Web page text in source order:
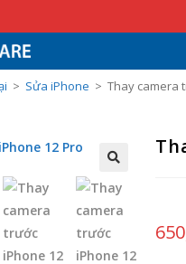
> Sửa iPhone > Thay camera